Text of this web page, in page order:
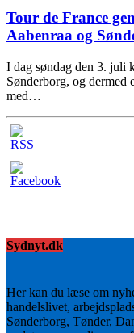
Tour de France
Aabenraa og
I dag søndag den 3. juli
Sønderborg, og dermed
med…
Sydnyt.dk
Her kan du læse om
handelslivet,
Sønderborg, Tønder,